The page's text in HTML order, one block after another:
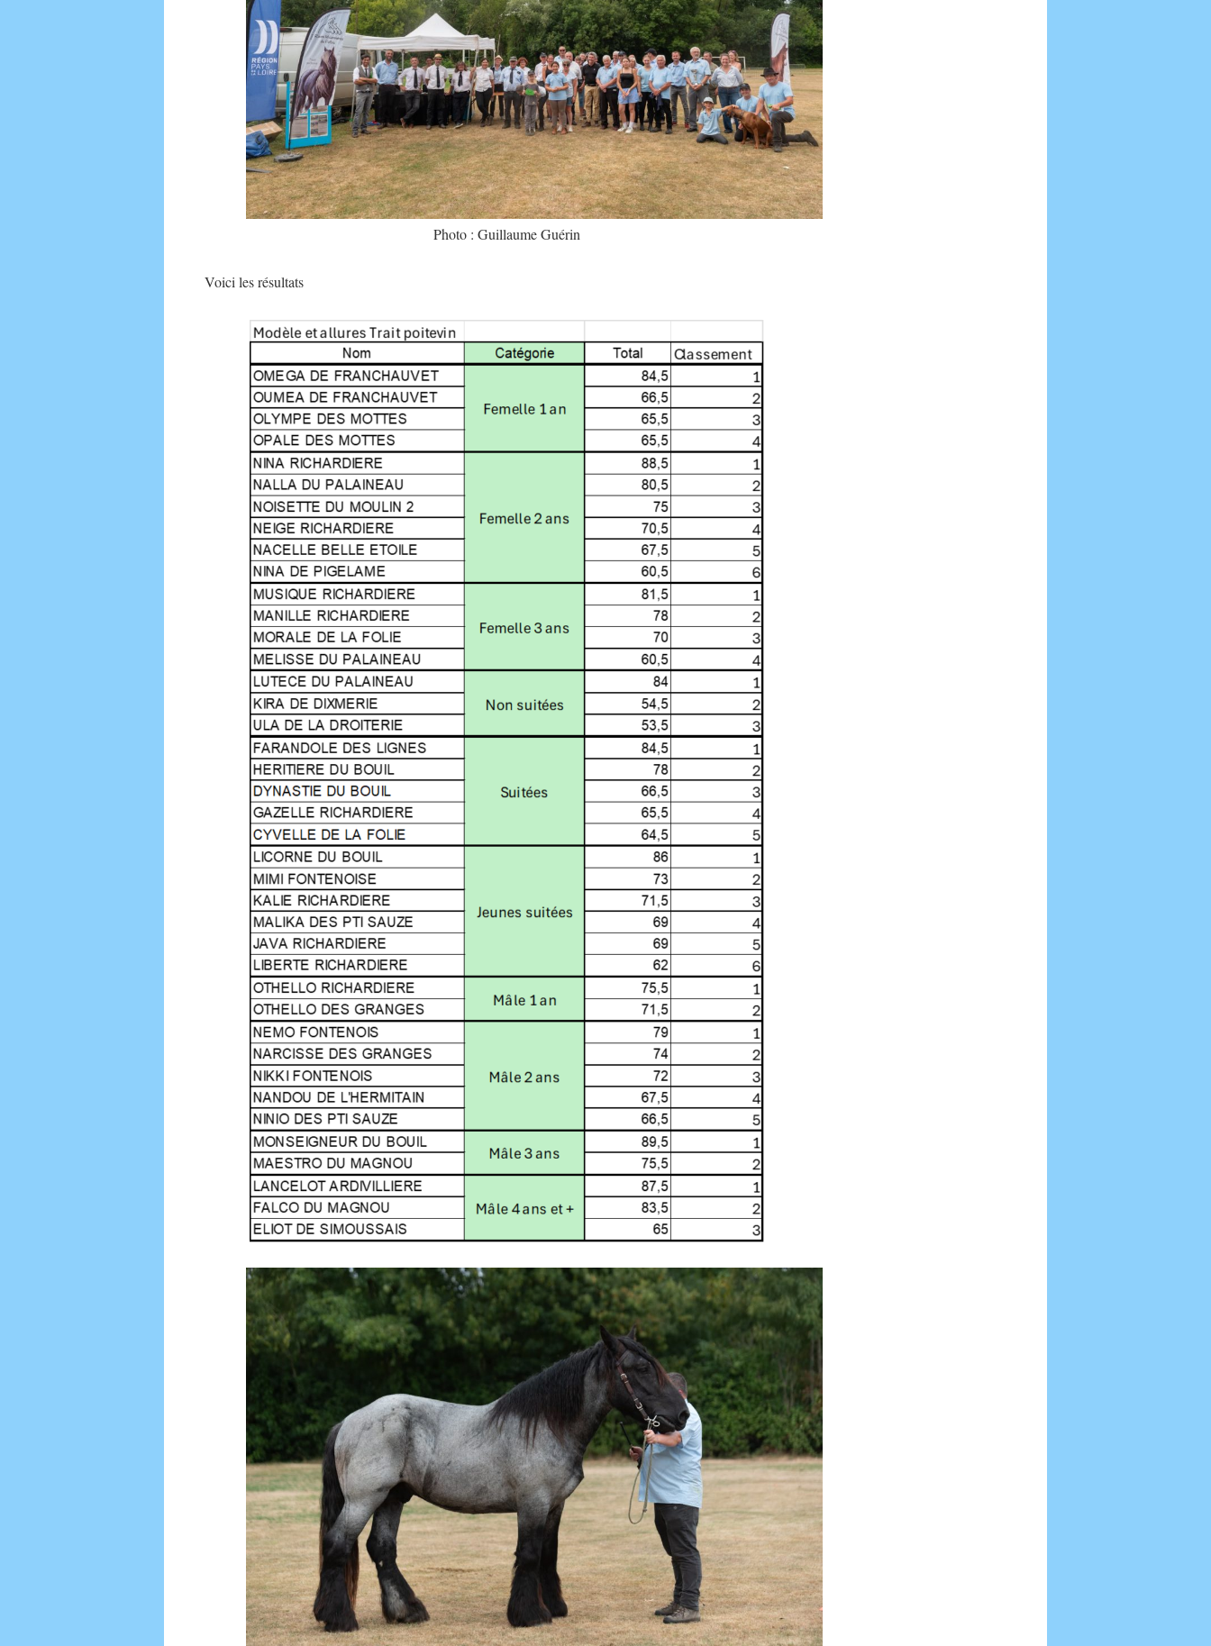
Photo : Guillaume Guérin
Voici les résultats